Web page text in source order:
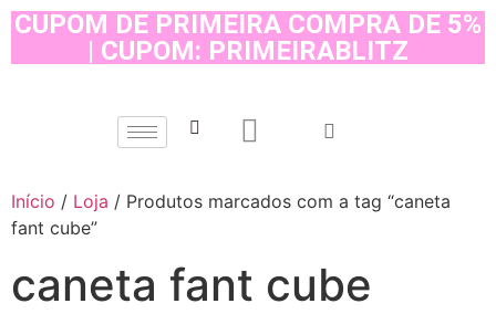
CUPOM DE PRIMEIRA COMPRA DE 5%
| CUPOM: PRIMEIRABLITZ
Início / Loja / Produtos marcados com a tag “caneta
fant cube”
caneta fant cube